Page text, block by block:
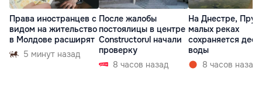
Права иностранцев с
видом на жительство
в Молдове расширят
5 минут назад
После жалобы
постоялицы в центре
Constructorul начали
проверку
8 часов назад
На Днестре,
малых реках
сохраняется
воды
8 часов назад